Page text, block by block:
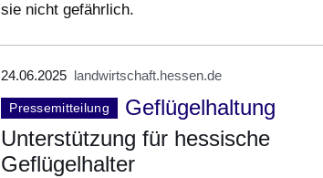
sie nicht gefährlich.
24.06.2025 landwirtschaft.hessen.de
Pressemitteilung
Geflügelhaltung
Unterstützung für hessische
Geflügelhalter